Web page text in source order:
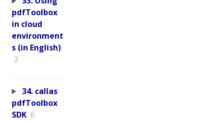
pdfToolbox
in cloud
environment
s (in English)
3
34. callas
pdfToolbox
SDK 6